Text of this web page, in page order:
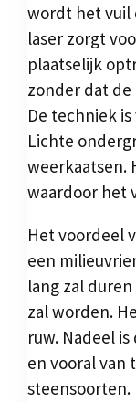
wordt het vuil
laser zorgt
plaatselijk
zonder dat
De techniek
Lichte
weerkaatsen.
waardoor het
Het voordeel
een
lang zal
zal worden.
ruw. Nadeel
en vooral van
steensoorten.